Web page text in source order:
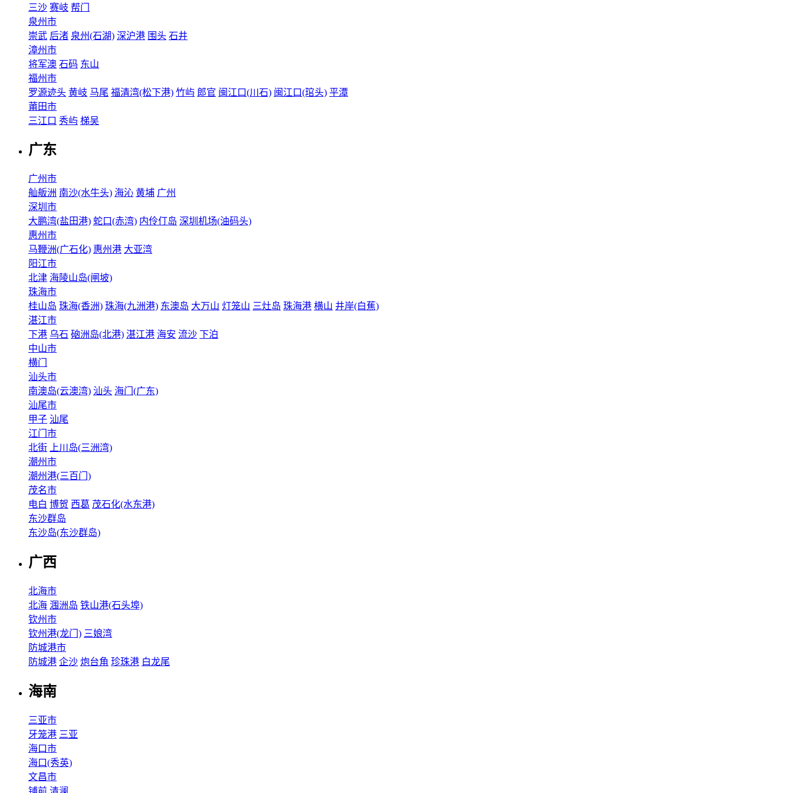
三沙 赛岐 帮门
泉州市
崇武 后渚 泉州(石湖) 深沪港 围头 石井
漳州市
将军澳 石码 东山
福州市
罗源迹头 黄岐 马尾 福清湾(松下港) 竹屿 郎官 闽江口(川石) 闽江口(琯头) 平潭
莆田市
三江口 秀屿 梯吴
广东
广州市
舢舨洲 南沙(水牛头) 海沁 黄埔 广州
深圳市
大鹏湾(盐田港) 蛇口(赤湾) 内伶仃岛 深圳机场(油码头)
惠州市
马鞭洲(广石化) 惠州港 大亚湾
阳江市
北津 海陵山岛(闸坡)
珠海市
桂山岛 珠海(香洲) 珠海(九洲港) 东澳岛 大万山 灯笼山 三灶岛 珠海港 横山 井岸(白蕉)
湛江市
下港 乌石 硇洲岛(北港) 湛江港 海安 流沙 下泊
中山市
横门
汕头市
南澳岛(云澳湾) 汕头 海门(广东)
汕尾市
甲子 汕尾
江门市
北街
上川岛(三洲湾)
潮州市
潮州港(三百门)
茂名市
电白 博贺 西葛 茂石化(水东港)
东沙群岛
东沙岛(东沙群岛)
广西
北海市
北海 涠洲岛 铁山港(石头埠)
钦州市
钦州港(龙门) 三娘湾
防城港市
防城港 企沙 炮台角 珍珠港 白龙尾
海南
三亚市
牙笼港 三亚
海口市
海口(秀英)
文昌市
铺前 清澜